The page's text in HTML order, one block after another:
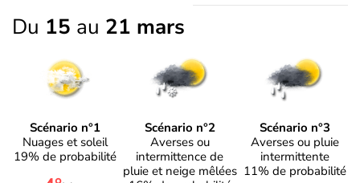
Du 15 au 21 mars
Scénario n°1
Nuages et soleil
19% de probabilité
Scénario n°2
Averses ou
intermittence de
pluie et neige mêlées
Scénario n°3
Averses ou pluie
intermittente
11% de probabilité